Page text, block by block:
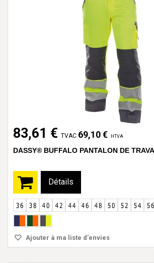
83,61 € TVAC 69,10 € HTVA
DASSY® BUFFALO PANTALON DE
Détails
Ajouter à ma liste d'envies